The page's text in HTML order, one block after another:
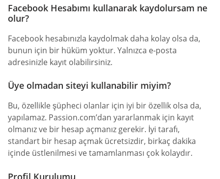
Facebook Hesabımı kullanarak kaydolursam ne
olur?
Facebook hesabınızla kaydolmak daha kolay olsa da,
bunun için bir hüküm yoktur. Yalnızca e-posta
adresinizle kayıt olabilirsiniz.
Üye olmadan siteyi kullanabilir miyim?
Bu, özellikle şüpheci olanlar için iyi bir özellik olsa da,
yapılamaz. Passion.com’dan yararlanmak için kayıt
olmanız ve bir hesap açmanız gerekir. İyi tarafı,
standart bir hesap açmak ücretsizdir, birkaç dakika
içinde üstlenilmesi ve tamamlanması çok kolaydır.
Profil Kurulumu